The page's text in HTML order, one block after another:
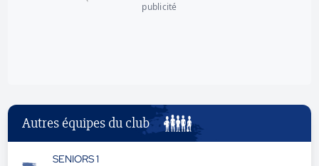
publicité
Autres équipes du club
SENIORS 1